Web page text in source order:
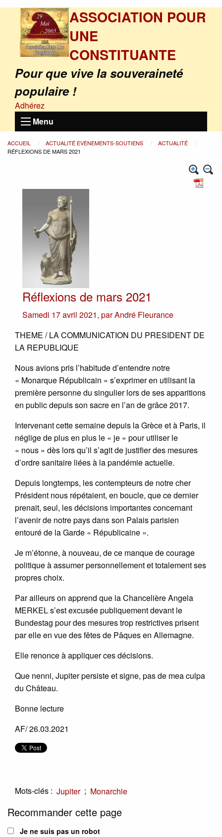
ASSOCIATION POUR
UNE
CONSTITUANTE
Pour que vive la souveraineté
populaire !
Adhérez
Menu
ACCUEIL ACTUALITÉ EVÈNEMENTS-SOUTIENS
ACTUALITÉ
RÉFLEXIONS DE MARS 2021
Réflexions de mars 2021
Samedi 17 avril 2021, parAndré Fleurance
THEME / LA COMMUNICATION DU PRESIDENT DE
LA REPUBLIQUE
Nous avions pris l’habitude d’entendre notre
« Monarque Républicain » s’exprimer en utilisant la
première personne du singulier lors de ses apparitions
en public depuis son sacre en l’an de grâce 2017.
Intervenant cette semaine depuis la Grèce et à Paris, il
néglige de plus en plus le « je » pour utiliser le
« nous » dès lors qu’il s’agit de justifier des mesures
d’ordre sanitaire liées à la pandémie actuelle.
Depuis longtemps, les contempteurs de notre cher
Président nous répétaient, en boucle, que ce dernier
prenait, seul, les décisions importantes concernant
l’avenir de notre pays dans son Palais parisien
entouré de la Garde « Républicaine ».
Je m’étonne, à nouveau, de ce manque de courage
politique à assumer personnellement et totalement ses
propres choix.
Par ailleurs on apprend que la Chancelière Angela
MERKEL s’est excusée publiquement devant le
Bundestag pour des mesures trop restrictives prisent
par elle en vue des fêtes de Pâques en Allemagne.
Elle renonce à appliquer ces décisions.
Que nenni, Jupiter persiste et signe, pas de mea culpa
du Château.
Bonne lecture
AF/ 26.03.2021
Mots-clés : Jupiter ; Monarchie
Recommander cette page
Je ne suis pas un robot